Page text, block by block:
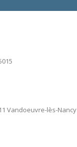
Vandoeuvre-lès-Nancy